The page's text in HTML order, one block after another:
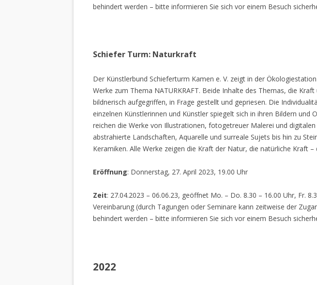
behindert werden – bitte informieren Sie sich vor einem Besuch
Schiefer Turm: Naturkraft
Der Künstlerbund Schieferturm Kamen e. V. zeigt in der
Werke zum Thema NATURKRAFT. Beide Inhalte des Themas, die
bildnerisch aufgegriffen, in Frage gestellt und gepriesen. Die
einzelnen Künstlerinnen und Künstler spiegelt sich in ihren Bildern und
reichen die Werke von Illustrationen, fotogetreuer Malerei und
abstrahierte Landschaften, Aquarelle und surreale Sujets bis hin zu
Keramiken. Alle Werke zeigen die Kraft der Natur, die natürliche Kraft –
Eröffnung: Donnerstag, 27. April 2023, 19.00 Uhr
Zeit: 27.04.2023 – 06.06.23, geöffnet Mo. – Do. 8.30 – 16.00 Uhr, Fr.
Vereinbarung (durch Tagungen oder Seminare kann zeitweise der
behindert werden – bitte informieren Sie sich vor einem Besuch
2022